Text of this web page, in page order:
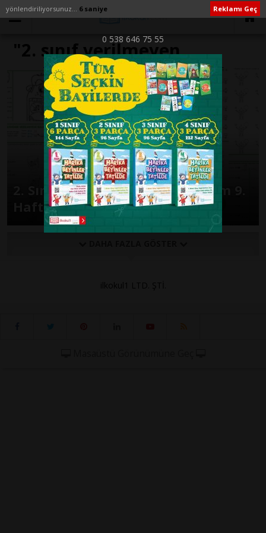
yönlendiriliyorsunuz... 6 saniye Reklamı Geç
0 538 646 75 55
"2. sınıf verilmeyen
toplanan" ile İlişikli yazılar
2. Sınıf Günlük Ödevler 1. Dönem 9.
Hafta